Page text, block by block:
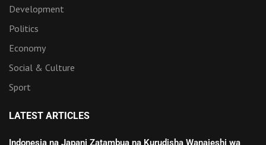
Development
Politics
Economy
Social & Culture
Sport
LATEST ARTICLES
Indonesia na Japani Zatambua na Kurudisha Wanajeshi wa